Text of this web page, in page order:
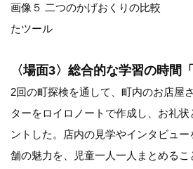
画像５ 二つのかげおくりの比較
たツール
〈場面3〉総合的な学習の時間
2回の町探検を通して、町内のお店屋
ターをロイロノートで作成し、お礼
ントした。店内の見学やインタビュ
舗の魅力を、児童一人一人まとめる